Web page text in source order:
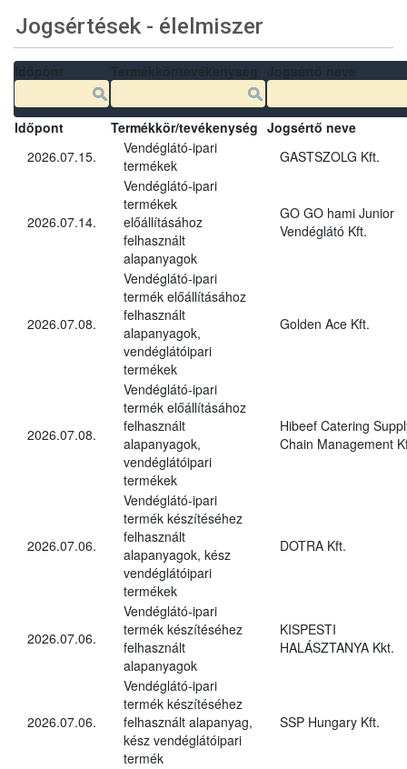
Jogsértések - élelmiszer
Időpont Termékkör/tevékenység Jogsértő neve
2026.07.15.
Vendéglátó-ipari
termékek
GASTSZOLG Kft.
2026.07.14.
Vendéglátó-ipari
termékek
előállításához
felhasznált
alapanyagok
GO GO hami Junior
Vendéglátó Kft.
2026.07.08.
Vendéglátó-ipari
termék előállításához
felhasznált
alapanyagok,
vendéglátóipari
termékek
Golden Ace Kft.
2026.07.08.
Vendéglátó-ipari
termék előállításához
felhasznált
alapanyagok,
vendéglátóipari
termékek
Hibeef Catering
Chain Management
2026.07.06.
Vendéglátó-ipari
termék készítéséhez
felhasznált
alapanyagok, kész
vendéglátóipari
termékek
DOTRA Kft.
2026.07.06.
Vendéglátó-ipari
termék készítéséhez
felhasznált
alapanyagok
KISPESTI
HALÁSZTANYA Kkt.
2026.07.06.
Vendéglátó-ipari
termék készítéséhez
felhasznált alapanyag,
kész vendéglátóipari
termék
SSP Hungary Kft.